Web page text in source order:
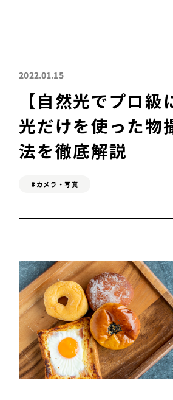
ホームページ制作
SEO対策&MEO対策
Web広告
096-200-
2022.01.15
【自然光でプロ
光だけを使った物
法を徹底解説
#カメラ・写真